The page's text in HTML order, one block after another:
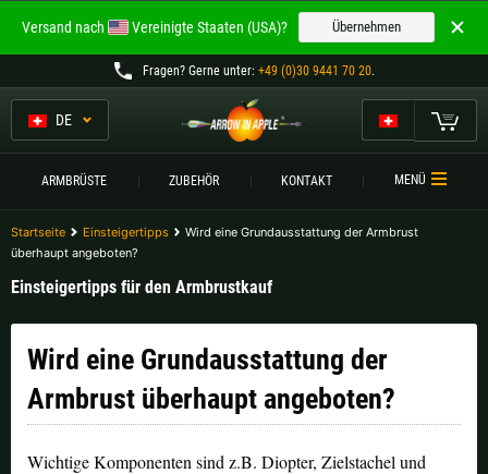
DE
ARMBRÜSTE ZUBEHÖR KONTAKT MENÜ
Startseite Einsteigertipps
Wird eine Grundausstattung der Armbrust
überhaupt angeboten?
Einsteigertipps für den Armbrustkauf
Wird eine Grundausstattung der
Armbrust überhaupt angeboten?
Wichtige Komponenten sind z.B. Diopter, Zielstachel und
Willkommen bei
ARROW IN APPLE
Die besten Armbrüste.
Bitte wählen Sie Ihre Sprache aus:
Deutsch (AT)
Bitte wählen Sie Ihre Versandregion:
Belgien |€ Bulgarien |лв
Deutschland | Estland |€
Versand nach Vereinigte Staaten (USA)? Übernehmen
Fragen? Gerne unter: +49 (0)30 9441 70 20.
Die besten Armbrüste.
Mein Warenkorb
ARMBRÜSTE
TURNIERE
KONTAKT